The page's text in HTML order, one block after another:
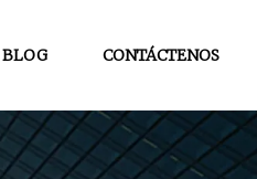
BLOG CONTÁCTENOS